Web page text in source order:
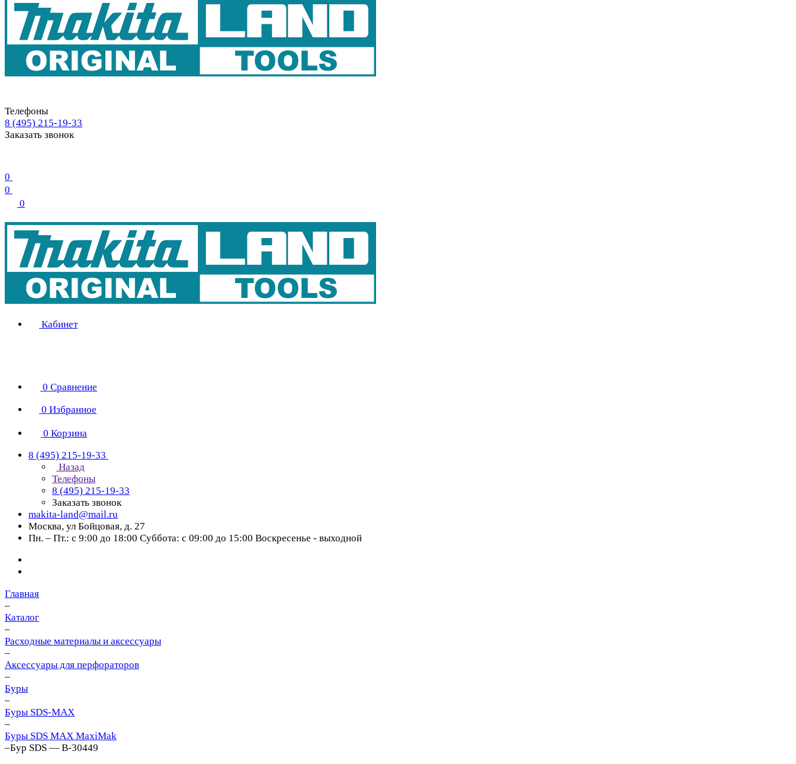
Телефоны
8 (495) 215-19-33
Заказать звонок
0
0
0
Кабинет
0 Сравнение
0 Избранное
0 Корзина
8 (495) 215-19-33
Назад
Телефоны
8 (495) 215-19-33
Заказать звонок
makita-land@mail.ru
Москва, ул Бойцовая, д. 27
Пн. – Пт.: с 9:00 до 18:00 Суббота: с 09:00 до 15:00 Воскресенье - выходной
Главная
–
Каталог
–
Расходные материалы и аксессуары
–
Аксессуары для перфораторов
–
Буры
–
Буры SDS-MAX
–
Буры SDS MAX MaxiMak
–Бур SDS — B-30449